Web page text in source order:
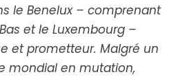
le Benelux – comprenant
et le Luxembourg –
et prometteur. Malgré un
mondial en mutation,